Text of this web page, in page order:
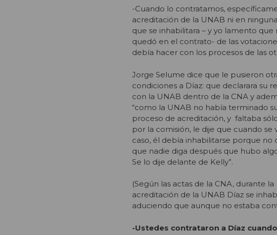
-Cuando lo contratamos,
acreditación de la UNAB ni en
que se inhabilitara – y yo lamento
quedó en el contrato- de las
debía hacer con los procesos de las
Jorge Selume dice que le pusieron
condiciones a Díaz: que declarara su
con la UNAB dentro de la CNA y
“como la UNAB no había terminado
proceso de acreditación, y faltaba
por la comisión, le dije que cuando se
caso, él debía inhabilitarse porque no
que nadie diga después que hubo
Se lo dije delante de Kelly”.
(Según las actas de la CNA, durante la
acreditación de la UNAB Díaz se
aduciendo que aunque no estaba
-Ustedes contrataron a Díaz